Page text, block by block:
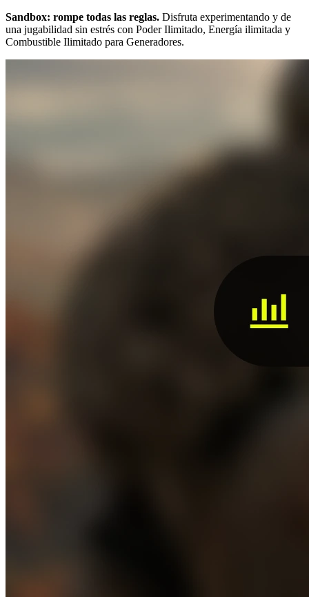
Sandbox: rompe todas las reglas. Disfruta experimentando y de
una jugabilidad sin estrés con Poder Ilimitado, Energía ilimitada y
Combustible Ilimitado para Generadores.